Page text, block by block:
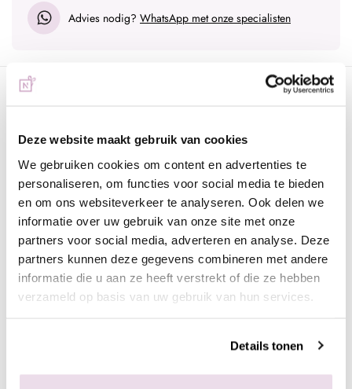
Deze website maakt gebruik van cookies
We gebruiken cookies om content en advertenties te
personaliseren, om functies voor social media te bieden
en om ons websiteverkeer te analyseren. Ook delen we
informatie over uw gebruik van onze site met onze
partners voor social media, adverteren en analyse. Deze
partners kunnen deze gegevens combineren met andere
informatie die u aan ze heeft verstrekt of die ze hebben
verzameld op basis van uw gebruik van hun services.
Details tonen
Advies nodig? WhatsApp met onze specialisten
Omschrijving
Prachtige pigmenten om het mooiste chrome effect te
verkrijgen. Chromedesigns zijn helemaal hot en Urban Nails
heeft een prachtige collectie. Lees onderstaande tips en
doorloop de volgende stappen voor het ultieme chrome-effect.
Werkwijze voor mooiste chrome-effect nagels:
- Maak een gekleurde basis (meestal zwart);
- Breng de High Shine aan en hard deze uit; (2 minuten UV en
30 seconden LED)
- Breng de Superbond Basegel aan en hard deze uit;